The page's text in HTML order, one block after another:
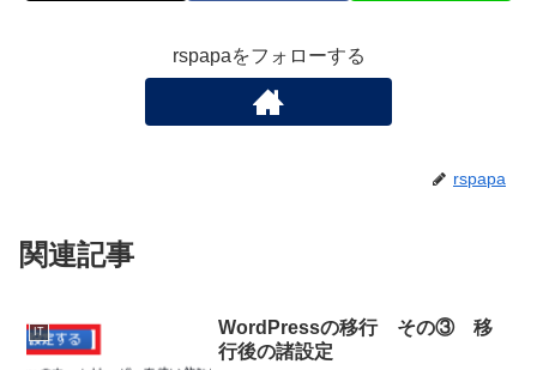
rspapaをフォローする
rspapa
関連記事
IT
WordPressの移行 その③ 移
行後の諸設定